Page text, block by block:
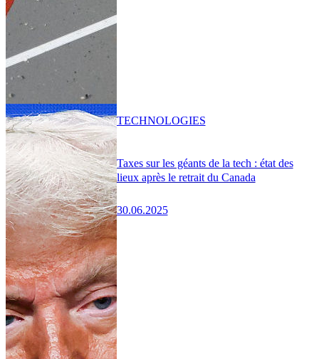
Taxes sur les géants de la tech : état des
lieux après le retrait du Canada
30.06.2025
TECHNOLOGIES